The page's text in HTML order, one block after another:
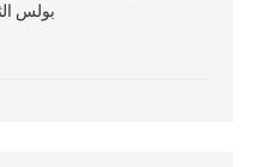
بولس